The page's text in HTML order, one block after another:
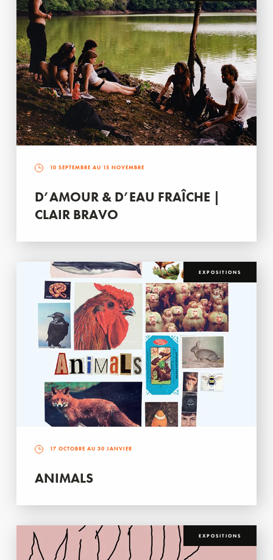
10 SEPTEMBRE AU 15 NOVEMBRE
D’AMOUR & D’EAU FRAÎCHE |
CLAIR BRAVO
EXPOSITIONS
17 OCTOBRE AU 30 JANVIER
ANIMALS
EXPOSITIONS